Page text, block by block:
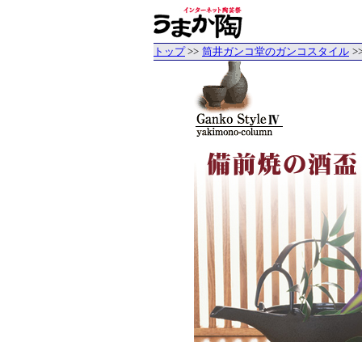
トップ>> 筒井ガンコ堂のガンコスタイル